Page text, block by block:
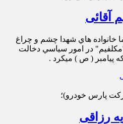
آقائی
هاي شهدا چشم و چراغ
"مكلفيم" در امور سياسي دخالت
پيامبر ( ص ) ميكرد .
پارس خودرو)؛
رزاقی